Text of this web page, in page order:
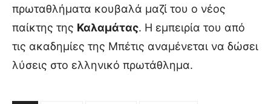
πρωταθλήματα κουβαλά μαζί του ο νέος
παίκτης της Καλαμάτας. Η εμπειρία του από
τις ακαδημίες της Μπέτις αναμένεται να δώσει
λύσεις στο ελληνικό πρωτάθλημα.